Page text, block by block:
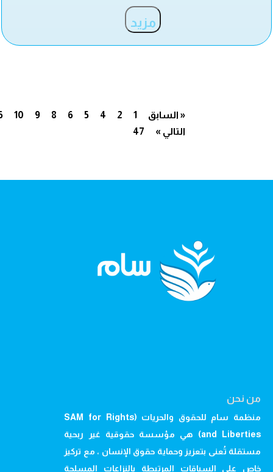
مزيد
« السابق 1
2
4
5
6
8
9
10
47
التالي »
من نحن
منظمة سام للحقوق والحريات (SAM for Rights
and Liberties) هي مؤسسة حقوقية غير ربحية
مستقلة تُعنى بتعزيز وحماية حقوق الإنسان ، مع تركيز
خاص على السياقات المرتبطة بالنزاعات المسلحة